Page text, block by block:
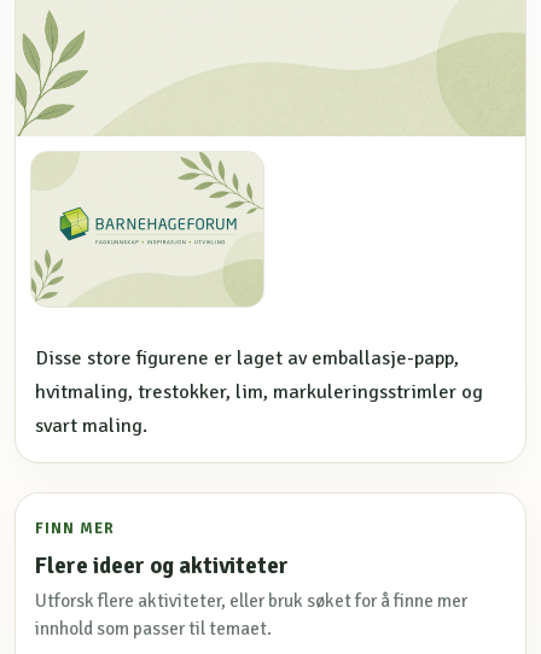
Disse store figurene er laget av emballasje-papp,
hvitmaling, trestokker, lim, markuleringsstrimler og
svart maling.
FINN MER
Flere ideer og aktiviteter
Utforsk flere aktiviteter, eller bruk søket for å finne mer
innhold som passer til temaet.